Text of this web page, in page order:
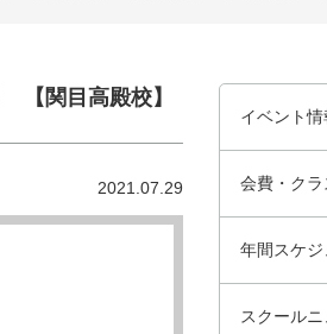
【関目高殿校】
2021.07.29
イベント情
会費・クラ
年間スケ
スクールニ